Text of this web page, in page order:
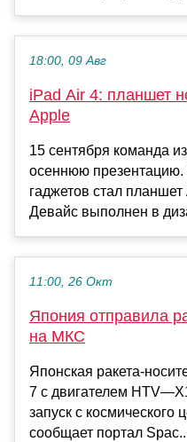
18:00, 09 Авг
iPad Air 4: планшет
Apple
15 сентября команда
осеннюю
гаджетов стал
Девайс выполнен в
11:00, 26 Окт
Япония отправила
на МКС
Японская ракета-
7 с двигателем
запуск с космического
сообщает портал